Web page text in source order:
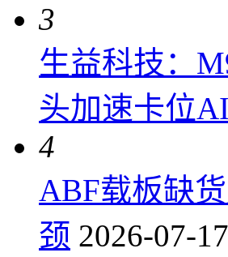
3
生益科技：
头加速卡位
4
ABF载板缺
颈 2026-07-17